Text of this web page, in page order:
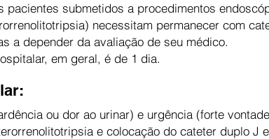
pacientes submetidos a procedimentos
necessitam permanecer com
a depender da avaliação de seu médico.
em geral, é de 1 dia.
ou dor ao urinar) e urgência (forte
e colocação do cateter duplo J